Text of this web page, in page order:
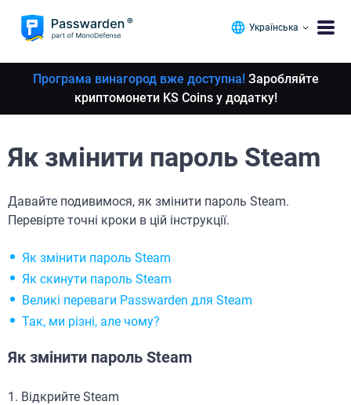
Українська
Програма винагород вже доступна!Заробляйте
криптомонети KS Coins у додатку!
Як змінити пароль Steam
Давайте подивимося, як змінити пароль Steam.
Перевірте точні кроки в цій інструкції.
Як змінити пароль Steam
Як скинути пароль Steam
Великі переваги Passwarden для Steam
Так, ми різні, але чому?
Як змінити пароль Steam
1. Відкрийте Steam